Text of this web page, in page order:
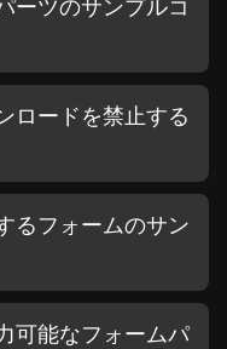
ーツのサンプルコ
ロードを禁止する
るフォームのサン
可能なフォームパ